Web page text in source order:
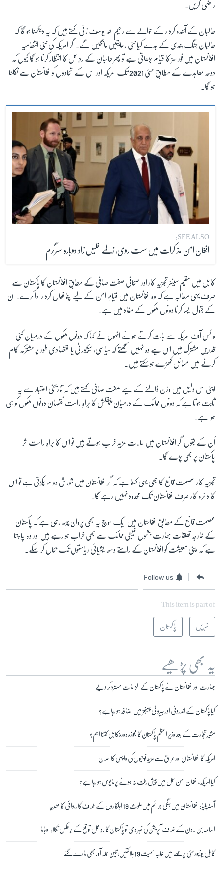
راضی کریں۔
طالبان کے آئندہ کردار کے حوالے سے رحیم اللہ یوسف زئی کہتے ہیں کہ یہ دیکھنا ہو گا کہ
طالبان جنگ بندی کے بدلے کیا نئی رعایتیں مانگیں گے۔ اگر امریکہ کی نئی انتظامیہ
افغانستان میں فورسز کا قیام بڑھاتی ہے تو پھر طالبان کے ردِ عمل کا انتظار کرنا ہو گا کیوں کہ
دوحہ معاہدے کے مطابق مئی 2021 تک امریکہ اور اس کے اتحادوں کو افغانستان سے نکلنا
ہو گا۔
SEE ALSO:
افغان امن مذاکرات میں سست روی، زلمے خلیل زاد دوبارہ سرگرم
کابل میں مقیم سینئر تجزیہ کار اور صحافی صفت صافی کے مطابق افغانستان کا پاکستان سے
صرف یہی مطالبہ ہے کہ وہ افغانستان میں قیامِ امن کے لیے اپنا فعال کردار ادا کرے۔ ان
کے بقول ایسا کرنا دونوں ملکوں کے مفاد میں ہے۔
وائس آف امریکہ سے بات کرتے ہوئے انہوں نے کہا کہ دونوں ملکوں کے درمیان کئی
قدریں مشترک ہیں اس لیے وہ نہیں سمجھتے کہ سیاسی، سیکیورٹی یا اقتصادی طور پر مشترکہ کام
کرنے میں مسائل کھڑے ہو سکتے ہیں۔
اپنی اس دلیل میں وزن ڈالنے کے لیے صفت صافی کہتے ہیں کہ تاریخی اعتبار سے یہ
ثابت ہوتا ہے کہ دونوں ممالک کے درمیان چپقلش کا براہِ راست نقصان دونوں ملکوں کو ہی
ہوا ہے۔
اُن کے بقول اگر افغانستان میں حالات مزید خراب ہوتے ہیں تو اس کا براہِ راست اثر
پاکستان پر بھی پڑے گا۔
تجزیہ کار عصمت قانع کا بھی یہی کہنا ہے کہ اگر افغانستان میں شورش دوام پکڑتی ہے تو اس
کا دائرہ کار صرف افغانستان تک محدود نہیں رہے گا۔
عصمت قانع کے مطابق افغاستان میں ایک سوچ یہ بھی پروان چڑھ رہی ہے کہ پاکستان
کے خارجہ تعلقات بھارت بشمول خلیجی ممالک سے بھی خراب ہو رہے ہیں اور وہ چاہتا
ہے کہ اپنی معیشت کو افغانستان کے راستے وسط ایشیائی ریاستوں تک بحال کر سکے۔
Follow us
This item is part of
خبریں پاکستان
یہ بھی پڑھیے
بھارت اور افغانستان نے پاکستان کے الزامات مسترد کر دیے
کیا پاکستان کے اندرونی اور بیرونی چیلنجز میں اضافہ ہو رہا ہے؟
مشیر تجارت کے بعد وزیرِ اعظم پاکستان کا مجوزہ دورۂ کابل کتنا اہم؟
امریکہ کا افغانستان اور عراق سے مزید فوجیوں کی واپسی کا اعلان
کیا امریکہ، افغان امن عمل میں پیش رفت نہ ہونے پر مایوس ہو رہا ہے؟
آسٹریلیا: افغانستان میں جنگی جرائم میں ملوث 19 اہلکاروں کے خلاف کارروائی کا عندیہ
اسامہ بن لادن کے خلاف آپریشن کی خبر دی تو پاکستان کا ردِعمل توقع کے برعکس نکلا: اوباما
کابل یونیورسٹی پر حملے میں طلبہ سمیت 19 ہلاکتیں، تین حملہ آور بھی مارے گئے